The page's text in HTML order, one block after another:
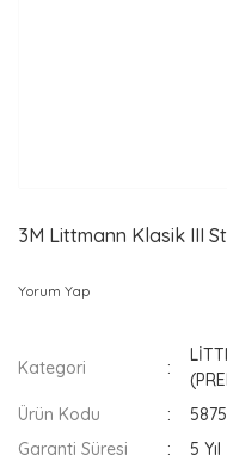
3M Littmann Klasik III
Yorum Yap
Kategori
Ürün Kodu
5875
Garanti Süresi
5 Yıl